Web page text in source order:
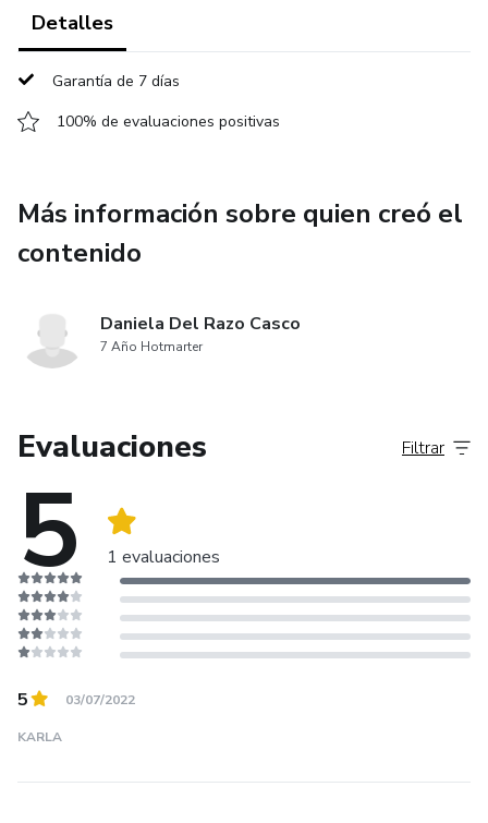
Detalles
Garantía de 7 días
100% de evaluaciones positivas
Más información sobre quien creó el
contenido
Daniela Del Razo Casco
7 Año Hotmarter
Evaluaciones
5 1 evaluaciones
Filtrar
5 03/07/2022
KARLA